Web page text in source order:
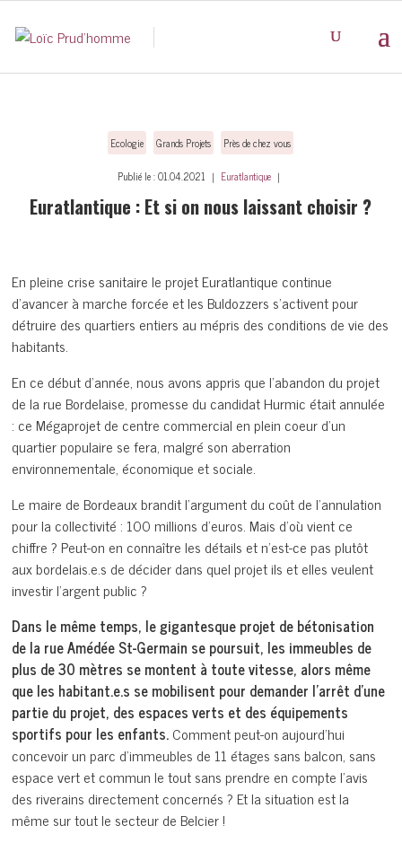
Ecologie Grands Projets Près de chez vous
Publié le : 01.04.2021 ｜ Euratlantique ｜
Euratlantique : Et si on nous laissant choisir ?
En pleine crise sanitaire le projet Euratlantique continue
d’avancer à marche forcée et les Buldozzers s’activent pour
détruire des quartiers entiers au mépris des conditions de vie des
habitants.
En ce début d’année, nous avons appris que l’abandon du projet
de la rue Bordelaise, promesse du candidat Hurmic était annulée
: ce Mégaprojet de centre commercial en plein coeur d’un
quartier populaire se fera, malgré son aberration
environnementale, économique et sociale.
Le maire de Bordeaux brandit l’argument du coût de l’annulation
pour la collectivité : 100 millions d’euros. Mais d’où vient ce
chiffre ? Peut-on en connaître les détails et n’est-ce pas plutôt
aux bordelais.e.s de décider dans quel projet ils et elles veulent
investir l’argent public ?
Dans le même temps, le gigantesque projet de bétonisation
de la rue Amédée St-Germain se poursuit, les immeubles de
plus de 30 mètres se montent à toute vitesse, alors même
que les habitant.e.s se mobilisent pour demander l’arrêt d’une
partie du projet, des espaces verts et des équipements
sportifs pour les enfants.Comment peut-on aujourd’hui
concevoir un parc d’immeubles de 11 étages sans balcon, sans
espace vert et commun le tout sans prendre en compte l’avis
des riverains directement concernés ? Et la situation est la
même sur tout le secteur de Belcier !